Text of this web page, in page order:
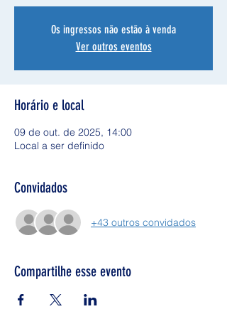
Os ingressos não estão à venda
Ver outros eventos
Horário e local
09 de out. de 2025, 14:00
Local a ser definido
Convidados
+43 outros convidados
Compartilhe esse evento